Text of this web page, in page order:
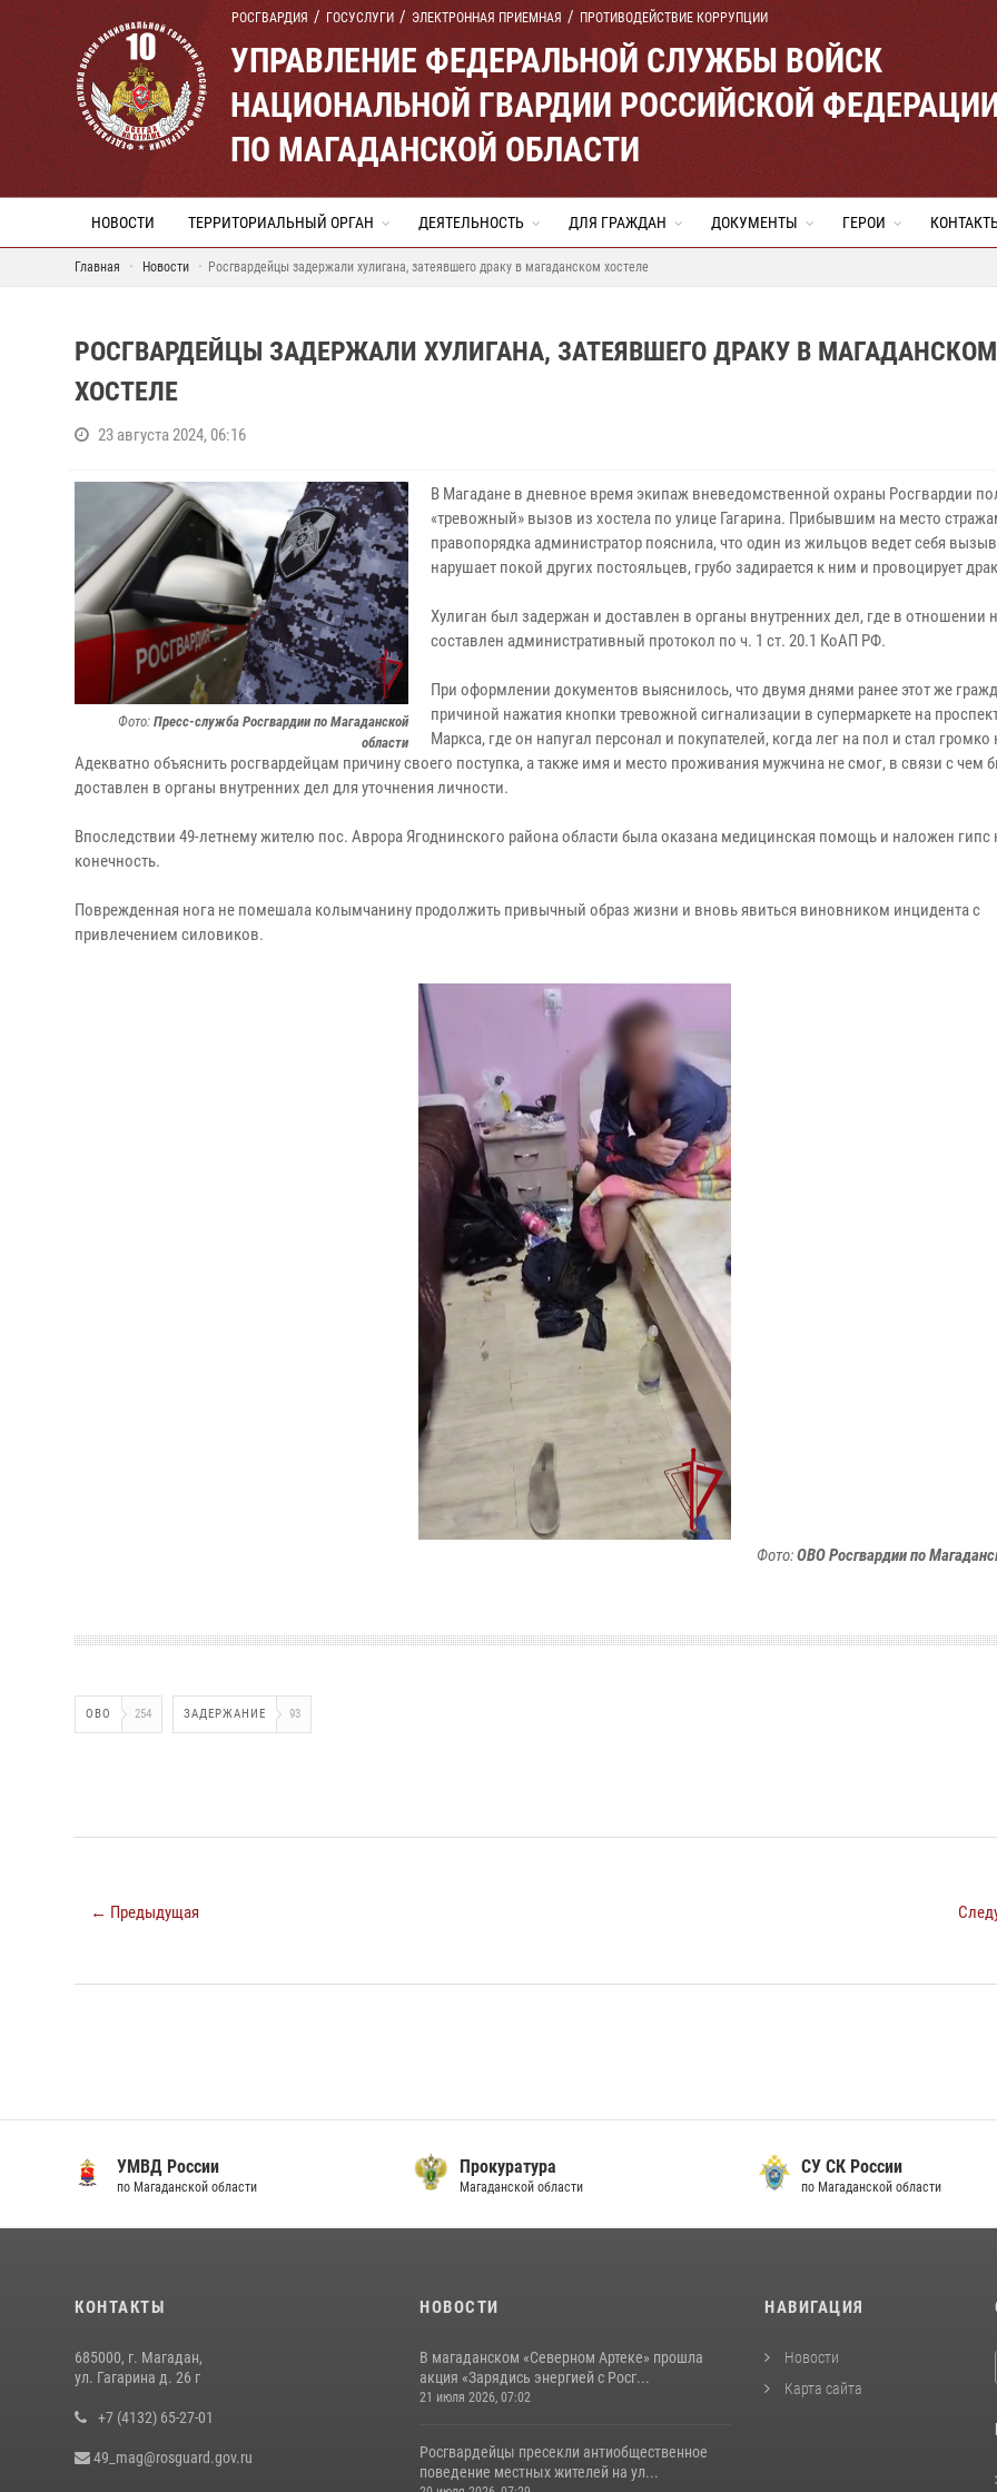
РОСГВАРДИЯ ГОСУСЛУГИ ЭЛЕКТРОННАЯ ПРИЕМНАЯ ПРОТИВОДЕЙСТВИЕ КОРРУПЦИИ
УПРАВЛЕНИЕ ФЕДЕРАЛЬНОЙ СЛУЖБЫ ВОЙСК
НАЦИОНАЛЬНОЙ ГВАРДИИ РОССИЙСКОЙ
ПО МАГАДАНСКОЙ ОБЛАСТИ
НОВОСТИ ТЕРРИТОРИАЛЬНЫЙ ОРГАН ДЕЯТЕЛЬНОСТЬ ДЛЯ ГРАЖДАН ДОКУМЕНТЫ ГЕРОИ
Главная Новости Росгвардейцы задержали хулигана, затеявшего драку в магаданском хостеле
РОСГВАРДЕЙЦЫ ЗАДЕРЖАЛИ ХУЛИГАНА, ЗАТЕЯВШЕГО ДРАКУ В МАГАДАНСКОМ
ХОСТЕЛЕ
23 августа 2024, 06:16
Фото: Пресс-служба Росгвардии по Магаданской
области
В Магадане в дневное время экипаж вневедомственной охраны Росгвардии
«тревожный» вызов из хостела по улице Гагарина. Прибывшим на место
правопорядка администратор пояснила, что один из жильцов ведет себя
нарушает покой других постояльцев, грубо задирается к ним и провоцирует
Хулиган был задержан и доставлен в органы внутренних дел, где в отношении
составлен административный протокол по ч. 1 ст. 20.1 КоАП РФ.
При оформлении документов выяснилось, что двумя днями ранее этот же
причиной нажатия кнопки тревожной сигнализации в супермаркете на
Маркса, где он напугал персонал и покупателей, когда лег на пол и стал громко
Адекватно объяснить росгвардейцам причину своего поступка, а также имя и место проживания мужчина не смог, в связи с чем
доставлен в органы внутренних дел для уточнения личности.
Впоследствии 49-летнему жителю пос. Аврора Ягоднинского района области была оказана медицинская помощь и наложен
конечность.
Поврежденная нога не помешала колымчанину продолжить привычный образ жизни и вновь явиться виновником инцидента с
привлечением силовиков.
Фото:ОВО Росгвардии по
ОВО 254 ЗАДЕРЖАНИЕ 93
← Предыдущая
УМВД России
по Магаданской области
Прокуратура
Магаданской области
СУ СК России
по Магаданской области
КОНТАКТЫ
685000, г. Магадан,
ул. Гагарина д. 26 г
+7 (4132) 65-27-01
49_mag@rosguard.gov.ru
НОВОСТИ
В магаданском «Северном Артеке» прошла
акция «Зарядись энергией с Росг...
21 июля 2026, 07:02
Росгвардейцы пресекли антиобщественное
поведение местных жителей на ул...
НАВИГАЦИЯ
Новости
Карта сайта